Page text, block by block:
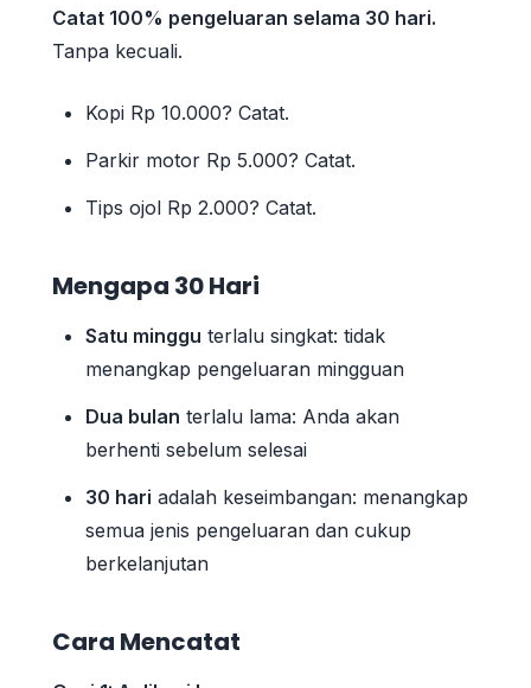
Catat 100% pengeluaran selama 30 hari.
Tanpa kecuali.
Kopi Rp 10.000? Catat.
Parkir motor Rp 5.000? Catat.
Tips ojol Rp 2.000? Catat.
Mengapa 30 Hari
Satu minggu terlalu singkat: tidak
menangkap pengeluaran mingguan
Dua bulan terlalu lama: Anda akan
berhenti sebelum selesai
30 hari adalah keseimbangan: menangkap
semua jenis pengeluaran dan cukup
berkelanjutan
Cara Mencatat